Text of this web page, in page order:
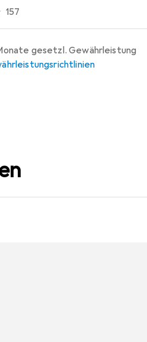
157
gesetzl. Gewährleistung